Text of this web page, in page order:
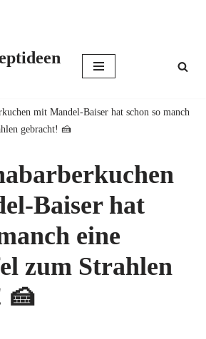
mit Mandel-Baiser hat schon so manch
gebracht! 🍰
Baiser hat
eine
zum Strahlen
🍰